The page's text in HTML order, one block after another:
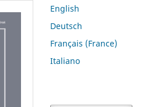
English
Deutsch
Français (France)
Italiano